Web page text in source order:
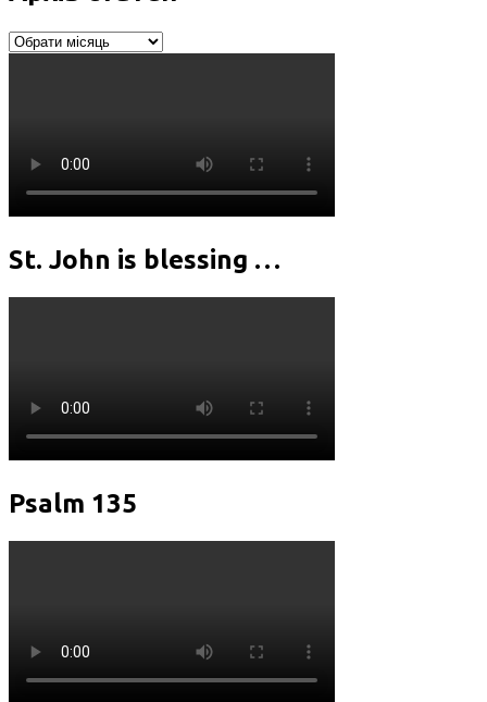
Архів
St. John is blessing …
Psalm 135